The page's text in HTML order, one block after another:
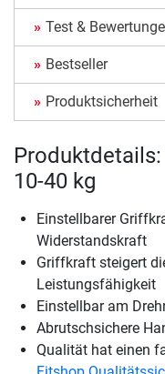
Test &
Bestseller
Produktsicherheit
10-40 kg
Einstellbarer
Widerstandskraft
Griffkraft steigert
Leistungsfähigkeit
Einstellbar am
Abrutschsichere
Qualität hat einen